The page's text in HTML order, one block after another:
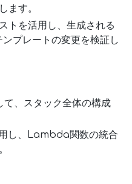
ます。
トを活用し、生成される
プレートの変更を検証し
、スタック全体の構成
し、Lambda関数の統合